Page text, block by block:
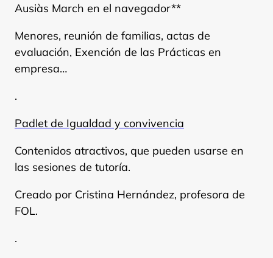
Ausiàs March en el navegador**
Menores, reunión de familias, actas de
evaluación, Exención de las Prácticas en
empresa…
.
Padlet de Igualdad y convivencia
Contenidos atractivos, que pueden usarse en
las sesiones de tutoría.
Creado por Cristina Hernández, profesora de
FOL.
.